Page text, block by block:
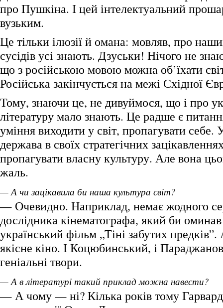
про Пушкіна. І цей інтелектуальний
вузьким.
Це тільки ілюзії й омана: мовляв, про
сусідів усі знають. Дзуськи! Нічого не
що з російською мовою можна об’їхати
Російська закінчується на межі Східної
Тому, знаючи це, не дивуймося, що і про
літературу мало знають. Це радше є
уміння виходити у світ, пропагувати себе.
держава в своїх стратегічних
пропагувати власну культуру. Але вона
жаль.
— А чи зацікавила би наша культура світ?
— Очевидно. Наприклад, немає жодного
дослідника кінематографа, який би
український фільм „Тіні забутих
якісне кіно. І Коцюбинський, і
геніальні твори.
— А в літературі такий приклад можна навести?
— А чому — ні? Кілька років тому